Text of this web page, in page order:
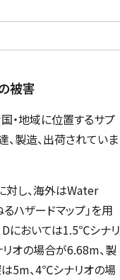
被害
・地域に位置するサプ
製造、出荷されていま
し、海外はWater
るハザードマップ」を用
Dにおいては1.5℃シナリ
オの場合が6.68m、製
5m、4℃シナリオの場